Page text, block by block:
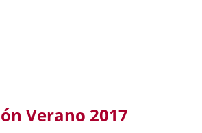
Verano 2017